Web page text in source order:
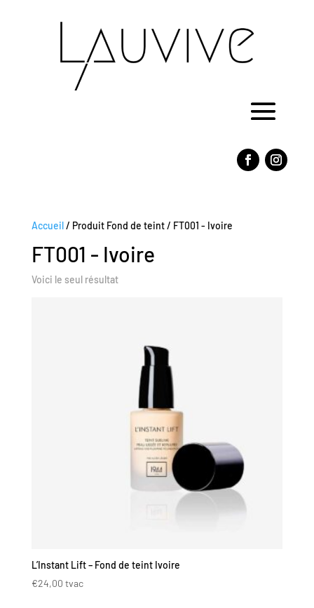
Accueil / Produit Fond de teint / FT001 - Ivoire
FT001 - Ivoire
Voici le seul résultat
L’Instant Lift – Fond de teint Ivoire
€24,00 tvac